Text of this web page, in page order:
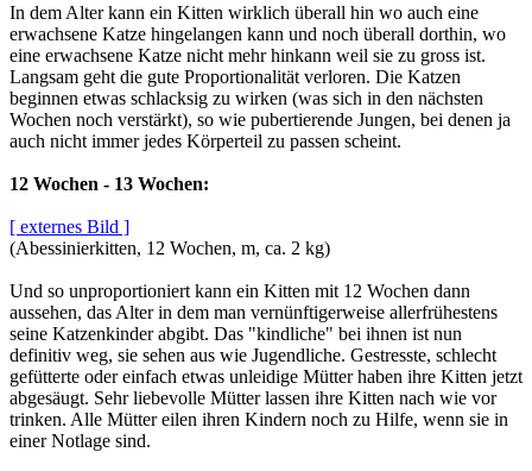
In dem Alter kann ein Kitten wirklich überall hin wo auch eine
erwachsene Katze hingelangen kann und noch überall dorthin, wo
eine erwachsene Katze nicht mehr hinkann weil sie zu gross ist.
Langsam geht die gute Proportionalität verloren. Die Katzen
beginnen etwas schlacksig zu wirken (was sich in den nächsten
Wochen noch verstärkt), so wie pubertierende Jungen, bei denen ja
auch nicht immer jedes Körperteil zu passen scheint.
12 Wochen - 13 Wochen:
[ externes Bild ]
(Abessinierkitten, 12 Wochen, m, ca. 2 kg)
Und so unproportioniert kann ein Kitten mit 12 Wochen dann
aussehen, das Alter in dem man vernünftigerweise allerfrühestens
seine Katzenkinder abgibt. Das "kindliche" bei ihnen ist nun
definitiv weg, sie sehen aus wie Jugendliche. Gestresste, schlecht
gefütterte oder einfach etwas unleidige Mütter haben ihre Kitten jetzt
abgesäugt. Sehr liebevolle Mütter lassen ihre Kitten nach wie vor
trinken. Alle Mütter eilen ihren Kindern noch zu Hilfe, wenn sie in
einer Notlage sind.